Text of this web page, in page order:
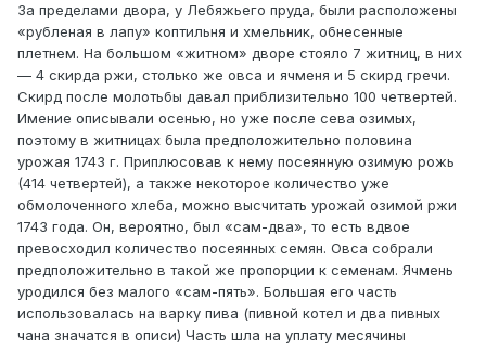
За пределами двора, у Лебяжьего пруда, были расположены
«рубленая в лапу» коптильня и хмельник, обнесенные
плетнем. На большом «житном» дворе стояло 7 житниц, в них
— 4 скирда ржи, столько же овса и ячменя и 5 скирд гречи.
Скирд после молотьбы давал приблизительно 100 четвертей.
Имение описывали осенью, но уже после сева озимых,
поэтому в житницах была предположительно половина
урожая 1743 г. Приплюсовав к нему посеянную озимую рожь
(414 четвертей), а также некоторое количество уже
обмолоченного хлеба, можно высчитать урожай озимой ржи
1743 года. Он, вероятно, был «сам-два», то есть вдвое
превосходил количество посеянных семян. Овса собрали
предположительно в такой же пропорции к семенам. Ячмень
уродился без малого «сам-пять». Большая его часть
использовалась на варку пива (пивной котел и два пивных
чана значатся в описи) Часть шла на уплату месячины